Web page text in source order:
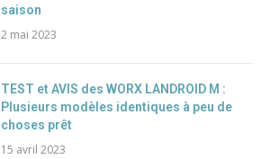
saison
2 mai 2023
TEST et AVIS des WORX LANDROID M :
Plusieurs modèles identiques à peu de
choses prêt
15 avril 2023